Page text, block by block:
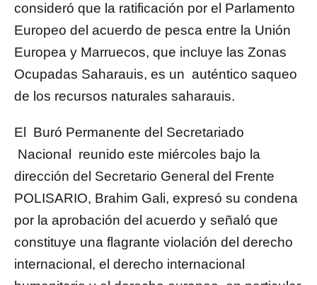
consideró que la ratificación por el Parlamento
Europeo del acuerdo de pesca entre la Unión
Europea y Marruecos, que incluye las Zonas
Ocupadas Saharauis, es un auténtico saqueo
de los recursos naturales saharauis.
El Buró Permanente del Secretariado
Nacional reunido este miércoles bajo la
dirección del Secretario General del Frente
POLISARIO, Brahim Gali, expresó su condena
por la aprobación del acuerdo y señaló que
constituye una flagrante violación del derecho
internacional, el derecho internacional